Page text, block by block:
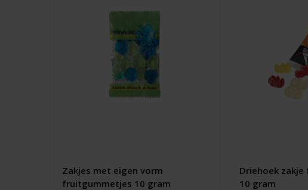
Zakjes met eigen vorm
fruitgummetjes 10 gram
Driehoek
10 gram